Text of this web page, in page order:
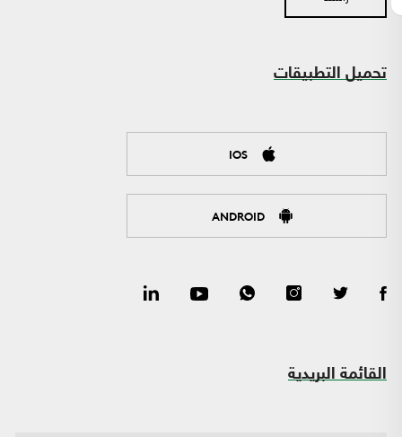
تحميل التطبيقات
IOS
ANDROID
القائمة البريدية